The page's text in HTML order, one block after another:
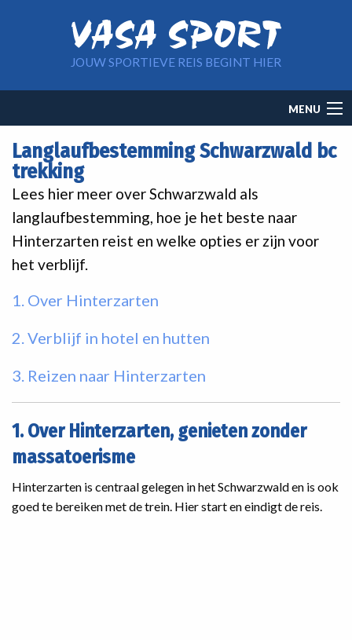
JOUW SPORTIEVE REIS BEGINT HIER
navigation
MENU
Langlaufbestemming Schwarzwald bc
trekking
Lees hier meer over Schwarzwald als
langlaufbestemming, hoe je het beste naar
Hinterzarten reist en welke opties er zijn voor
het verblijf.
1. Over Hinterzarten
2. Verblijf in hotel en hutten
3. Reizen naar Hinterzarten
1. Over Hinterzarten, genieten zonder
massatoerisme
Hinterzarten is centraal gelegen in het Schwarzwald en is ook
goed te bereiken met de trein. Hier start en eindigt de reis.